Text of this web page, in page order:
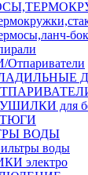
для
ВОДЫ
воды
электро